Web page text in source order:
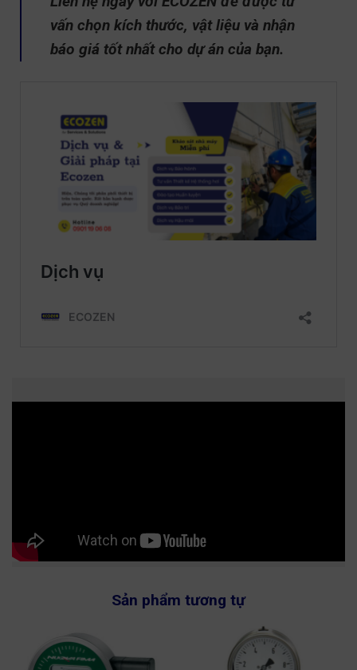
vấn chọn kích thước, vật liệu và nhận
báo giá tốt nhất cho dự án của bạn.
Sản phẩm tương tự